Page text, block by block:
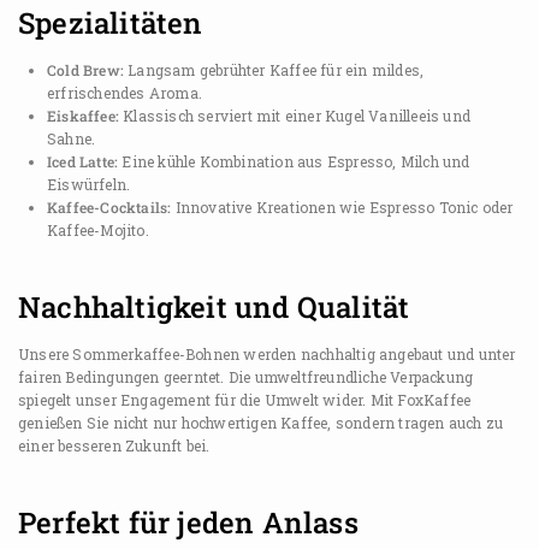
Spezialitäten
Cold Brew: Langsam gebrühter Kaffee für ein mildes,
erfrischendes Aroma.
Eiskaffee: Klassisch serviert mit einer Kugel Vanilleeis und
Sahne.
Iced Latte: Eine kühle Kombination aus Espresso, Milch und
Eiswürfeln.
Kaffee-Cocktails: Innovative Kreationen wie Espresso Tonic oder
Kaffee-Mojito.
Nachhaltigkeit und Qualität
Unsere Sommerkaffee-Bohnen werden nachhaltig angebaut und unter
fairen Bedingungen geerntet. Die umweltfreundliche Verpackung
spiegelt unser Engagement für die Umwelt wider. Mit FoxKaffee
genießen Sie nicht nur hochwertigen Kaffee, sondern tragen auch zu
einer besseren Zukunft bei.
Perfekt für jeden Anlass